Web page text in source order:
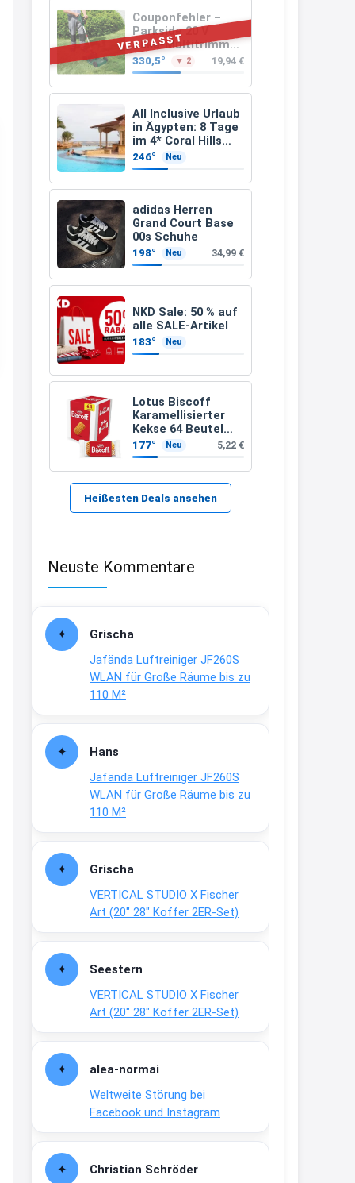
VERPASST
Couponfehler –
Parkside 20 V
Akku-Multitrimmer
PAMT 20-Li A1
(ohne Akku und
Ladegerät)
330,5° ▼ 2 19,94 €
All Inclusive Urlaub
in Ägypten: 8 Tage
im 4* Coral Hills
Resort Marsa Alam
inkl. Flüge ab 299 €
p.P.
246° Neu
adidas Herren
Grand Court Base
00s Schuhe
198° Neu 34,99 €
NKD Sale: 50 % auf
alle SALE-Artikel
183° Neu
Lotus Biscoff
Karamellisierter
Kekse 64 Beutel
(992g)
177° Neu 5,22 €
Heißesten Deals ansehen
Neuste Kommentare
Grischa
Jafända Luftreiniger JF260S
WLAN für Große Räume bis zu
110 M²
Hans
Jafända Luftreiniger JF260S
WLAN für Große Räume bis zu
110 M²
Grischa
VERTICAL STUDIO X Fischer
Art (20″ 28″ Koffer 2ER-Set)
Seestern
VERTICAL STUDIO X Fischer
Art (20″ 28″ Koffer 2ER-Set)
alea-normai
Weltweite Störung bei
Facebook und Instagram
Christian Schröder
müsste schon stornieren und
nochmal bestellen, da man
Rabattcodes oder auch
Geschenkgutscheine im
Warenkorb oder an der Kasse
VOR dem Kauf einlösen kann.
17:06
↩
Och siche den Gutschein
fürmeggelebaguetts
Kerstin
Meggle bagett Gutschein code
21:37
↩
Kerstin
Bei EDEKA
↩
29.07www.haribo.com/de-
↩
Joachim
Ab diesem Jahr gibt es keine
Fielmann-Blinkis mehr / wurde
www.fielmann-
group.com/blinkis...
13:44
dich zu sehen, alles gut?
15:01
An 01.08. / Sensodyne Rabatt 3€
/ max. 15.000www.erlebe-
↩
www.meineapotheke.de/